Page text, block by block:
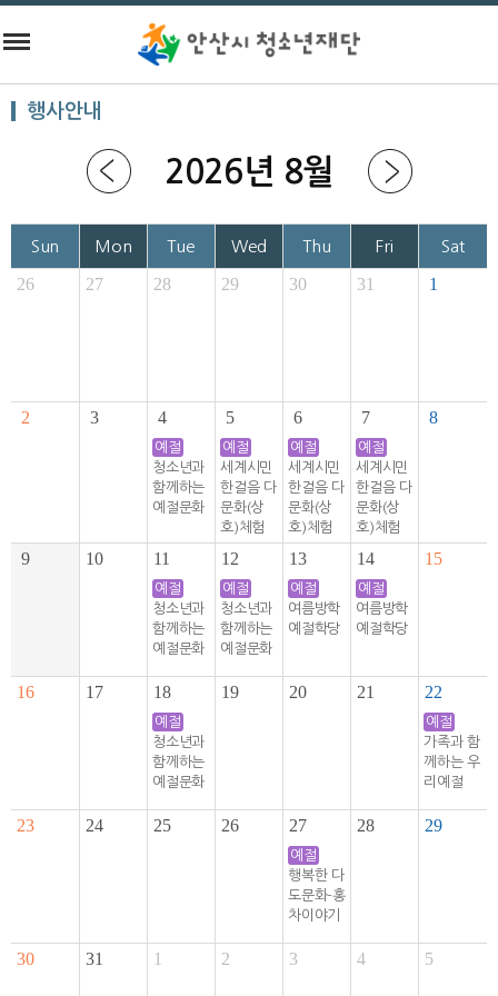
행사안내
2026년 8월
Sun Mon Tue Wed Thu Fri Sat
26 27 28 29 30 31 1
2 3 4
예절
청소년과
함께하는
예절문화
5
예절
세계시민
한걸음 다
문화(상
호)체험
6
예절
세계시민
한걸음 다
문화(상
호)체험
7
예절
세계시민
한걸음 다
문화(상
호)체험
8
9 10 11
예절
청소년과
함께하는
예절문화
12
예절
청소년과
함께하는
예절문화
13
예절
여름방학
예절학당
14
예절
여름방학
예절학당
15
16 17 18
예절
청소년과
함께하는
예절문화
19 20 21 22
예절
가족과 함
께하는 우
리예절
23 24 25 26 27
예절
행복한 다
도문화-홍
차이야기
28 29
30 31 1 2 3 4 5